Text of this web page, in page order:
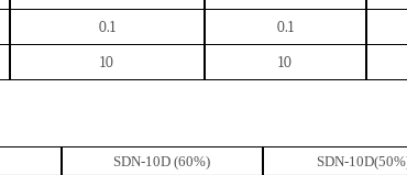
0.1 0.1
10 10
SDN-10D (60%)
SDN-